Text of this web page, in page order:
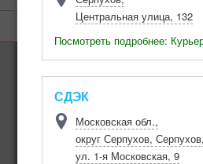
Центральная улица, 132
Посмотреть подробнее:
СДЭК
Московская обл.,
округ Серпухов, Серпухов,
ул. 1-я Московская, 9